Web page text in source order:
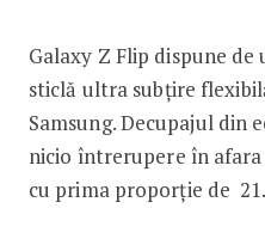
Galaxy Z Flip dispune
sticlă ultra subțire
Samsung. Decupajul din
nicio întrerupere în
cu prima proporție de